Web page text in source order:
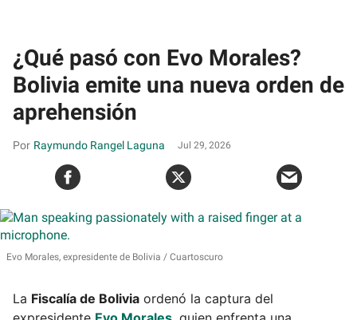
¿Qué pasó con Evo Morales?
Bolivia emite una nueva orden de
aprehensión
Raymundo Rangel Laguna Jul 29, 2026
Evo Morales, expresidente de Bolivia Cuartoscuro
La Fiscalía de Bolivia ordenó la captura del